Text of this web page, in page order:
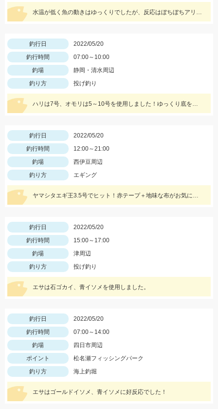
水温が低く魚の動きはゆっくりでしたが、反応はぼちぼちアリ！Ｄコンタクト50、Ｄコンセプト48ＭＤにネイティブイワナが好反応♪
釣行日
2022/05/20
釣行時間
07:00～10:00
釣場
静岡・清水周辺
釣り方
投げ釣り
ハリは7号、オモリは5～10号を使用しました！ゆっくり底をズルズル引くとアタリが多かったですよ！
釣行日
2022/05/20
釣行時間
12:00～21:00
釣場
西伊豆周辺
釣り方
エギング
ヤマシタエギ王3.5号でヒット！赤テープ＋地味な布がお気に入りです♪
釣行日
2022/05/20
釣行時間
15:00～17:00
釣場
津周辺
釣り方
投げ釣り
エサは石ゴカイ、青イソメを使用しました。
釣行日
2022/05/20
釣行時間
07:00～14:00
釣場
四日市周辺
ポイント
松名瀬フィッシングパーク
釣り方
海上釣堀
エサはゴールドイソメ、青イソメに好反応でした！